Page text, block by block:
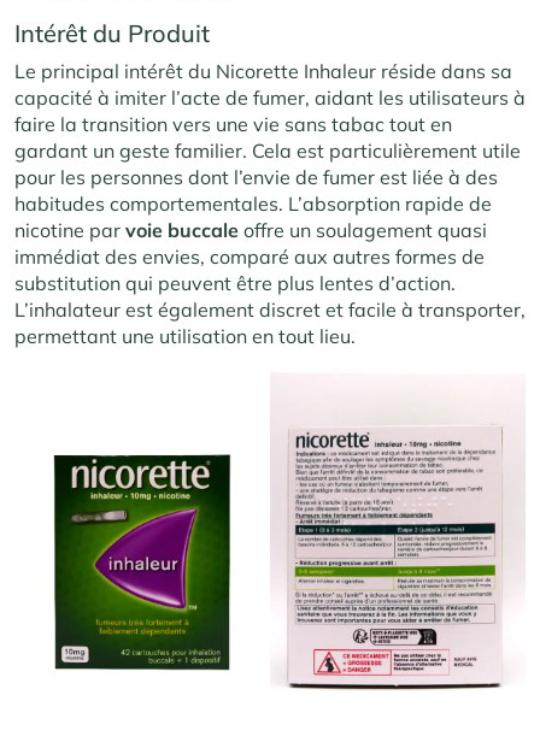
Intérêt du Produit
Le principal intérêt du Nicorette Inhaleur réside dans sa
capacité à imiter l’acte de fumer, aidant les utilisateurs à
faire la transition vers une vie sans tabac tout en
gardant un geste familier. Cela est particulièrement utile
pour les personnes dont l’envie de fumer est liée à des
habitudes comportementales. L’absorption rapide de
nicotine par voie buccale offre un soulagement quasi
immédiat des envies, comparé aux autres formes de
substitution qui peuvent être plus lentes d’action.
L’inhalateur est également discret et facile à transporter,
permettant une utilisation en tout lieu.